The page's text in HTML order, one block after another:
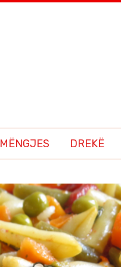
MËNGJES DREKË